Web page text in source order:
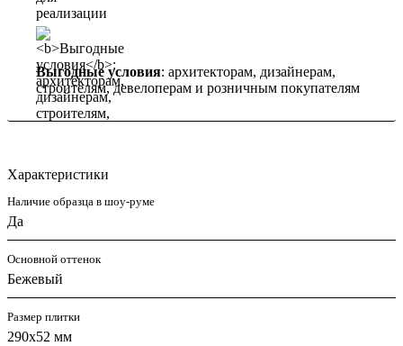
Выгодные условия: архитекторам, дизайнерам,
строителям, девелоперам и розничным покупателям
Характеристики
Наличие образца в шоу-руме
Да
Основной оттенок
Бежевый
Размер плитки
290x52 мм